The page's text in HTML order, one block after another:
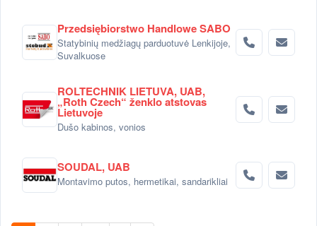
Przedsiębiorstwo Handlowe SABO
Statybinių medžiagų parduotuvė Lenkijoje,
Suvalkuose
ROLTECHNIK LIETUVA, UAB,
„Roth Czech“ ženklo atstovas
Lietuvoje
Dušo kabinos, vonios
SOUDAL, UAB
Montavimo putos, hermetikai, sandarikliai